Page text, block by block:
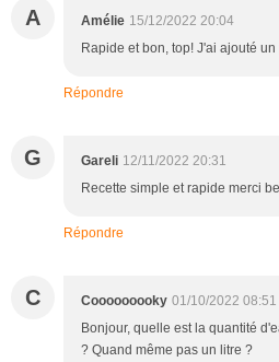
A Amélie 15/12/2022 20:04
Rapide et bon, top! J'ai ajouté
Répondre
G Gareli 12/11/2022 20:31
Recette simple et rapide merci
Répondre
C Cooooooooky 01/10/2022 08:51
Bonjour, quelle est la quantité
? Quand même pas un litre ?